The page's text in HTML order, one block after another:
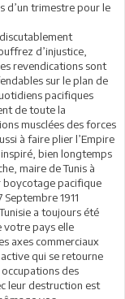
d’un trimestre pour le
d’injustice,
revendications sont
sur le plan de
pacifiques
de toute la
musclées des forces
à faire plier l’Empire
bien longtemps
maire de Tunis à
boycotage pacifique
1911
a toujours été
votre pays elle
axes commerciaux
qui se retourne
des
leur destruction est